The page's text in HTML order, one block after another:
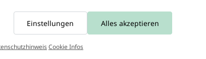
Einstellungen Alles akzeptieren
Cookie Infos